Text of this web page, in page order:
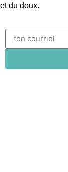
et du doux.